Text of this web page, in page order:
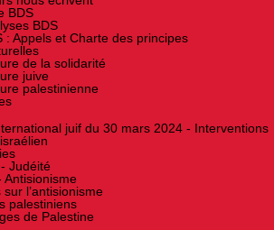
BDS
BDS
: Appels et Charte des principes
de la solidarité
juive
palestinienne
juif du 30 mars 2024 - Interventions
Judéité
Antisionisme
sur l’antisionisme
palestiniens
de Palestine